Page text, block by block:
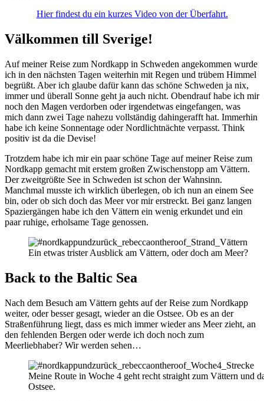
Hier findest du ein kurzes Video von der Überfahrt.
Välkommen till Sverige!
Auf meiner Reise zum Nordkapp in Schweden angekommen wurde
ich in den nächsten Tagen weiterhin mit Regen und trübem Himmel
begrüßt. Aber ich glaube dafür kann das schöne Schweden ja nix,
immer und überall Sonne geht ja auch nicht. Obendrauf habe ich mir
noch den Magen verdorben oder irgendetwas eingefangen, was
mich dann zwei Tage nahezu vollständig dahingerafft hat. Immerhin
habe ich keine Sonnentage oder Nordlichtnächte verpasst. Think
positiv ist da die Devise!
Trotzdem habe ich mir ein paar schöne Tage auf meiner Reise zum
Nordkapp gemacht mit erstem großen Zwischenstopp am Vättern.
Der zweitgrößte See in Schweden ist schon der Wahnsinn.
Manchmal musste ich wirklich überlegen, ob ich nun an einem See
bin, oder ob sich doch das Meer vor mir erstreckt. Bei ganz langen
Spaziergängen habe ich den Vättern ein wenig erkundet und ein
paar ruhige, erholsame Tage genossen.
Ein etwas trister Ausblick am Vättern, oder doch am Meer?
Back to the Baltic Sea
Nach dem Besuch am Vättern gehts auf der Reise zum Nordkapp
weiter, oder besser gesagt, wieder an die Ostsee. Ob es an der
Straßenführung liegt, dass es mich immer wieder ans Meer zieht, an
den fehlenden Bergen oder werde ich doch noch zum
Meerliebhaber? Wir werden sehen…
Meine Route in Woche 4 geht recht straight zum Vättern und
Ostsee.